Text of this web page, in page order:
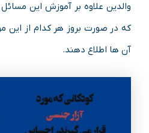
والدین علاوه بر آموزش این
که در صورت بروز هر کدام از این
آن ها اطلاع دهند.